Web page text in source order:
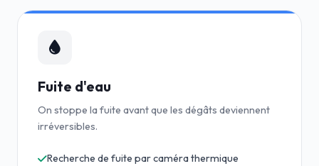
Fuite d'eau
On stoppe la fuite avant que les dégâts deviennent
irréversibles.
Recherche de fuite par caméra thermique